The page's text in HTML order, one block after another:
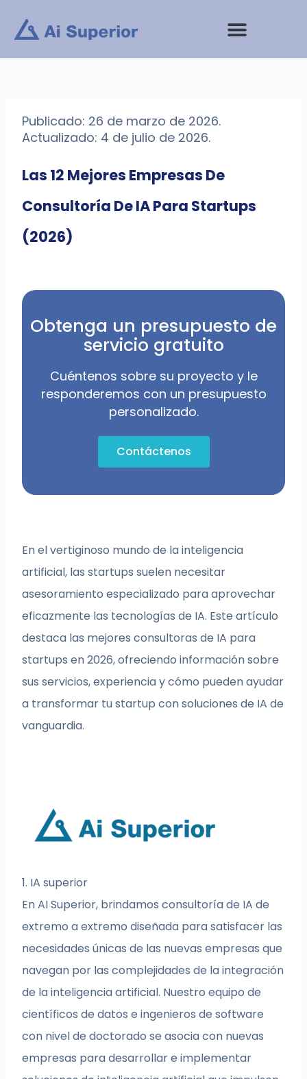
contenido
Publicado: 26 de marzo de 2026.
Actualizado: 4 de julio de 2026.
Las 12 Mejores Empresas De
Consultoría De IA Para Startups
(2026)
Obtenga un presupuesto de
servicio gratuito
Cuéntenos sobre su proyecto y le
responderemos con un presupuesto
personalizado.
Contáctenos
En el vertiginoso mundo de la inteligencia
artificial, las startups suelen necesitar
asesoramiento especializado para aprovechar
eficazmente las tecnologías de IA. Este artículo
destaca las mejores consultoras de IA para
startups en 2026, ofreciendo información sobre
sus servicios, experiencia y cómo pueden ayudar
a transformar tu startup con soluciones de IA de
vanguardia.
1. IA superior
En AI Superior, brindamos consultoría de IA de
extremo a extremo diseñada para satisfacer las
necesidades únicas de las nuevas empresas que
navegan por las complejidades de la integración
de la inteligencia artificial. Nuestro equipo de
científicos de datos e ingenieros de software
con nivel de doctorado se asocia con nuevas
empresas para desarrollar e implementar